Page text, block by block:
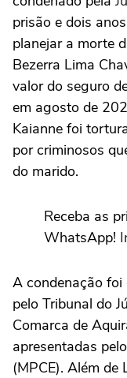
prisão e dois
planejar a morte
Bezerra Lima
valor do seguro
em agosto de
Kaianne foi
por criminosos
do marido.
Receba as
WhatsApp!
A condenação
pelo Tribunal do
Comarca de
apresentadas
(MPCE). Além de